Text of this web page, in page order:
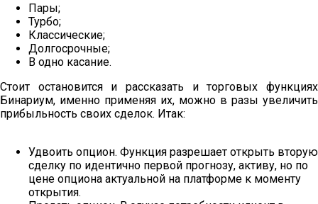
Пары;
Турбо;
Классические;
Долгосрочные;
В одно касание.
Стоит остановится и рассказать и торговых функциях
Бинариум, именно применяя их, можно в разы увеличить
прибыльность своих сделок. Итак:
Удвоить опцион. Функция разрешает открыть вторую
сделку по идентично первой прогнозу, активу, но по
цене опциона актуальной на платформе к моменту
открытия.